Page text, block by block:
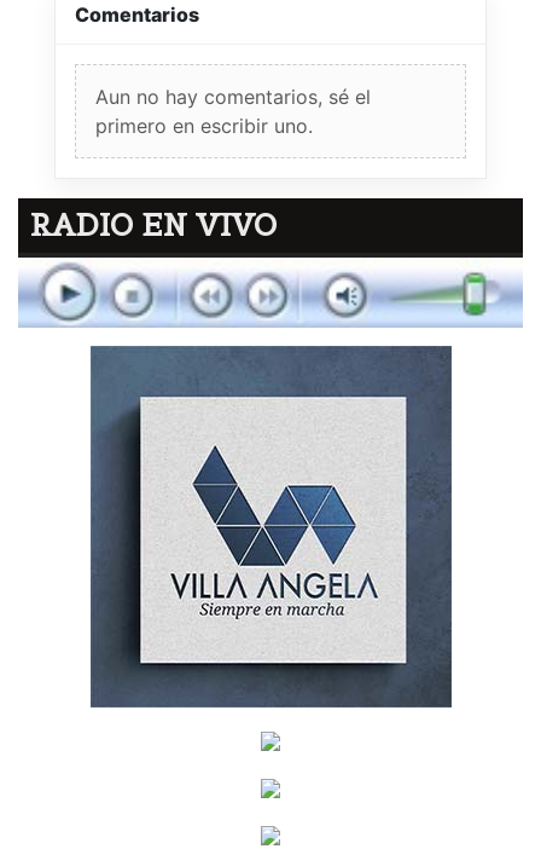
Comentarios
Aun no hay comentarios, sé el
primero en escribir uno.
RADIO EN VIVO